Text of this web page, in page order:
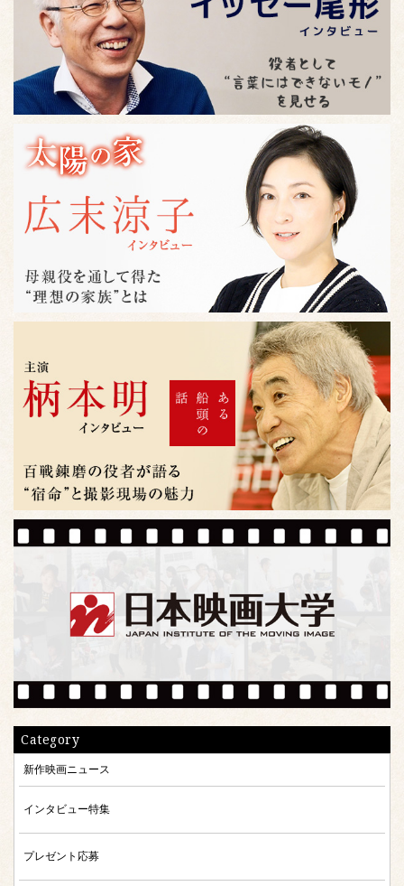
Category
新作映画ニュース
インタビュー特集
プレゼント応募